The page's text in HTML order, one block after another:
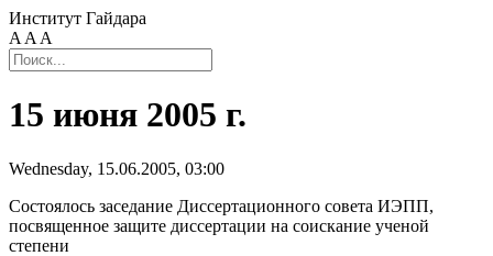
Институт Гайдара
A A A
15 июня 2005 г.
Wednesday, 15.06.2005, 03:00
Cостоялось заседание Диссертационного совета ИЭПП,
посвященное защите диссертации на соискание ученой
степени